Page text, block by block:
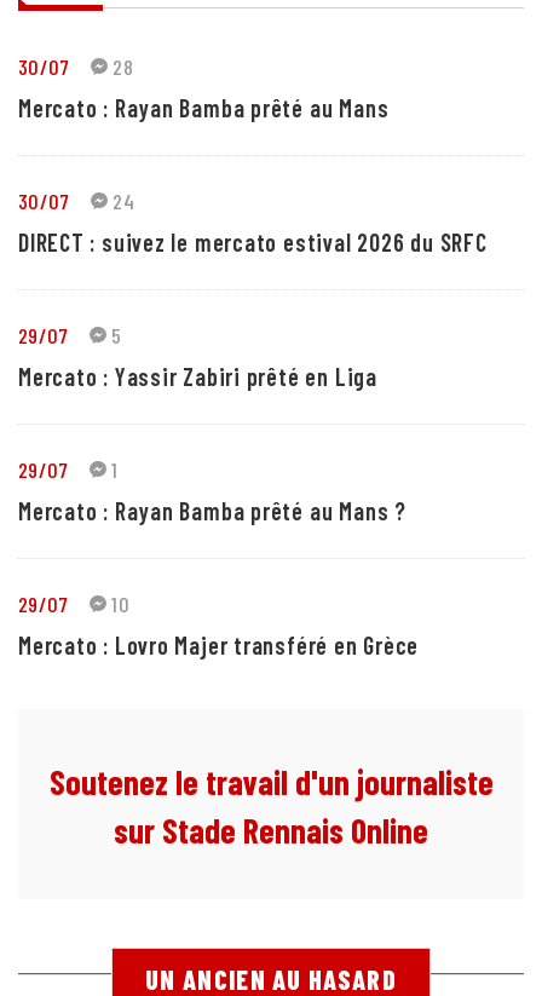
30/07 28
Mercato : Rayan Bamba prêté au Mans
30/07 24
DIRECT : suivez le mercato estival 2026 du SRFC
29/07 5
Mercato : Yassir Zabiri prêté en Liga
29/07 1
Mercato : Rayan Bamba prêté au Mans ?
29/07 10
Mercato : Lovro Majer transféré en Grèce
Soutenez le travail d'un journaliste
sur Stade Rennais Online
UN ANCIEN AU HASARD